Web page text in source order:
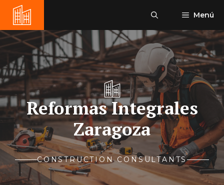
Saltar
contenido
Menú
Reformas Integrales
Zaragoza
CONSTRUCTION CONSULTANTS